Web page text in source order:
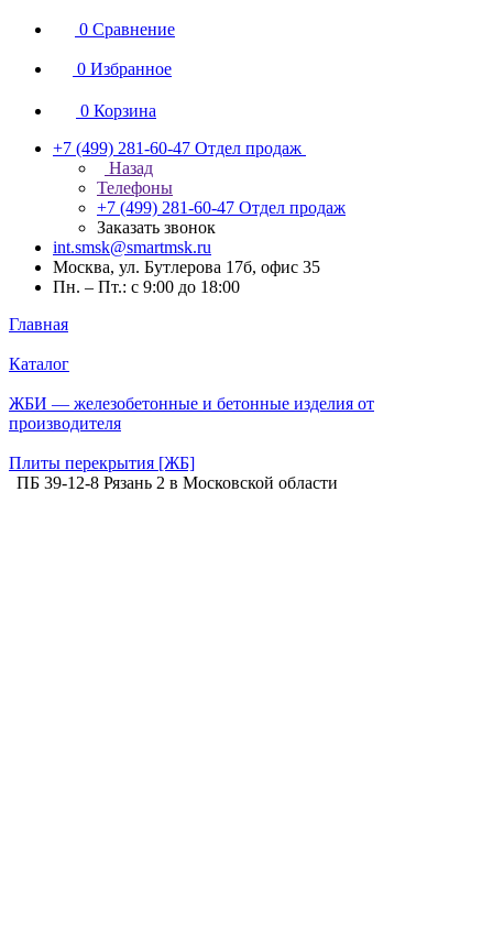
0 Сравнение
0 Избранное
0 Корзина
+7 (499) 281-60-47 Отдел продаж
Назад
Телефоны
+7 (499) 281-60-47 Отдел продаж
Заказать звонок
int.smsk@smartmsk.ru
Москва, ул. Бутлерова 17б, офис 35
Пн. – Пт.: с 9:00 до 18:00
Главная
Каталог
ЖБИ — железобетонные и бетонные изделия от
производителя
Плиты перекрытия [ЖБ]
ПБ 39-12-8 Рязань 2 в Московской области